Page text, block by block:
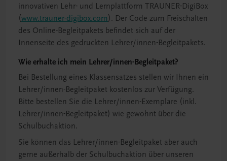
innovativen Lehr- und Lernplattform TRAUNER-DigiBox
(www.trauner-digibox.com). Der Code zum Freischalten
des Online-Begleitpakets befindet sich auf der
Innenseite des gedruckten Lehrer/innen-Begleitpakets.
Wie erhalte ich mein Lehrer/innen-Begleitpaket?
Bei Bestellung eines Klassensatzes stellen wir Ihnen ein
Lehrer/innen-Begleitpaket kostenlos zur Verfügung.
Bitte bestellen Sie die Lehrer/innen-Exemplare (inkl.
Lehrer/innen-Begleitpaket) wie gewohnt über die
Schulbuchaktion.
Sie können das Lehrer/innen-Begleitpaket aber auch
gerne außerhalb der Schulbuchaktion über unseren